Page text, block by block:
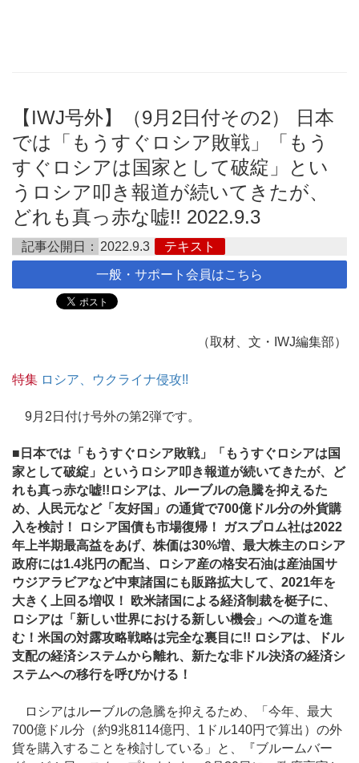
【IWJ号外】（9月2日付その2） 日本
では「もうすぐロシア敗戦」「もう
すぐロシアは国家として破綻」とい
うロシア叩き報道が続いてきたが、
どれも真っ赤な嘘!! 2022.9.3
記事公開日： 2022.9.3 テキスト
一般・サポート会員はこちら
（取材、文・IWJ編集部）
特集 ロシア、ウクライナ侵攻!!
9月2日付け号外の第2弾です。
■日本では「もうすぐロシア敗戦」「もうすぐロシアは国
家として破綻」というロシア叩き報道が続いてきたが、ど
れも真っ赤な嘘!!ロシアは、ルーブルの急騰を抑えるた
め、人民元など「友好国」の通貨で700億ドル分の外貨購
入を検討！ ロシア国債も市場復帰！ ガスプロム社は2022
年上半期最高益をあげ、株価は30%増、最大株主のロシア
政府には1.4兆円の配当、ロシア産の格安石油は産油国サ
ウジアラビアなど中東諸国にも販路拡大して、2021年を
大きく上回る増収！ 欧米諸国による経済制裁を梃子に、
ロシアは「新しい世界における新しい機会」への道を進
む！米国の対露攻略戦略は完全な裏目に!! ロシアは、ドル
支配の経済システムから離れ、新たな非ドル決済の経済シ
ステムへの移行を呼びかける！
ロシアはルーブルの急騰を抑えるため、「今年、最大
700億ドル分（約9兆8114億円、1ドル140円で算出）の外
貨を購入することを検討している」と、『ブルームバー